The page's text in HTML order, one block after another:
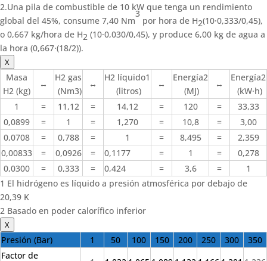
2.Una pila de combustible de 10 kW que tenga un rendimiento
global del 45%, consume 7,40 Nm
3
por hora de H2(10·0,333/0,45),
o 0,667 kg/hora de H2 (10·0,030/0,45), y produce 6,00 kg de agua a
la hora (0,667·(18/2)).
X
Masa
H2 (kg)
↔
H2 gas
(Nm3)
↔
H2 líquido1
(litros)
↔
Energía2
(MJ)
↔
Energía2
(kW·h)
1
= 11,12 = 14,12 = 120 =
33,33
0,0899
= 1 = 1,270 = 10,8 =
3,00
0,0708
= 0,788 = 1 = 8,495 =
2,359
0,00833
= 0,0926 = 0,1177 = 1 =
0,278
0,0300
= 0,333 = 0,424 = 3,6 =
1
1 El hidrógeno es líquido a presión atmosférica por debajo de
20,39 K
2 Basado en poder calorífico inferior
X
Presión (Bar) 1 50 100 150 200 250 300
350
Factor de